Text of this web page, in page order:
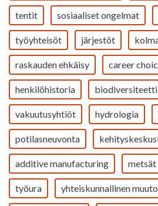
tentit sosiaaliset ongelmat
työyhteisöt järjestöt
raskauden ehkäisy career
henkilöhistoria biodiversiteetti
vakuutusyhtiöt hydrologia
potilasneuvonta
additive manufacturing metsät
työura yhteiskunnallinen